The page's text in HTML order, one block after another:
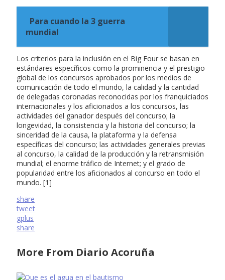
Para cuando la 3 guerra
mundial
Los criterios para la inclusión en el Big Four se basan en
estándares específicos como la prominencia y el prestigio
global de los concursos aprobados por los medios de
comunicación de todo el mundo, la calidad y la cantidad
de delegadas coronadas reconocidas por los franquiciados
internacionales y los aficionados a los concursos, las
actividades del ganador después del concurso; la
longevidad, la consistencia y la historia del concurso; la
sinceridad de la causa, la plataforma y la defensa
específicas del concurso; las actividades generales previas
al concurso, la calidad de la producción y la retransmisión
mundial; el enorme tráfico de Internet; y el grado de
popularidad entre los aficionados al concurso en todo el
mundo. [1]
share
tweet
gplus
share
More From Diario Acoruña